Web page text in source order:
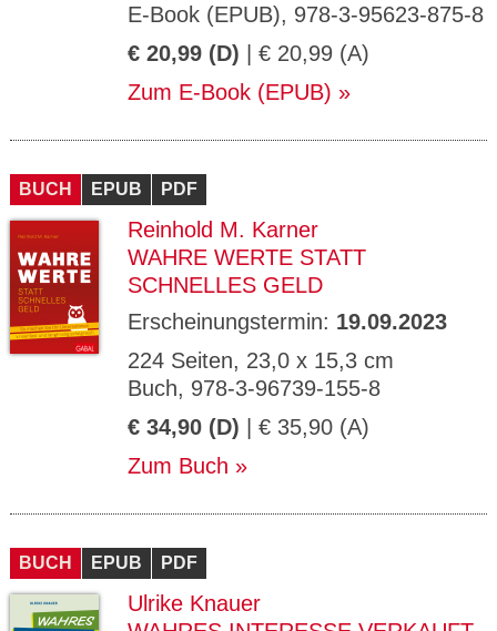
E-Book (EPUB), 978-3-95623-875-8
€ 20,99 (D) | € 20,99 (A)
Zum E-Book (EPUB)
BUCH EPUB PDF
Reinhold M. Karner
WAHRE WERTE STATT
SCHNELLES GELD
Erscheinungstermin: 19.09.2023
224 Seiten, 23,0 x 15,3 cm
Buch, 978-3-96739-155-8
€ 34,90 (D) | € 35,90 (A)
Zum Buch
BUCH EPUB PDF
Ulrike Knauer